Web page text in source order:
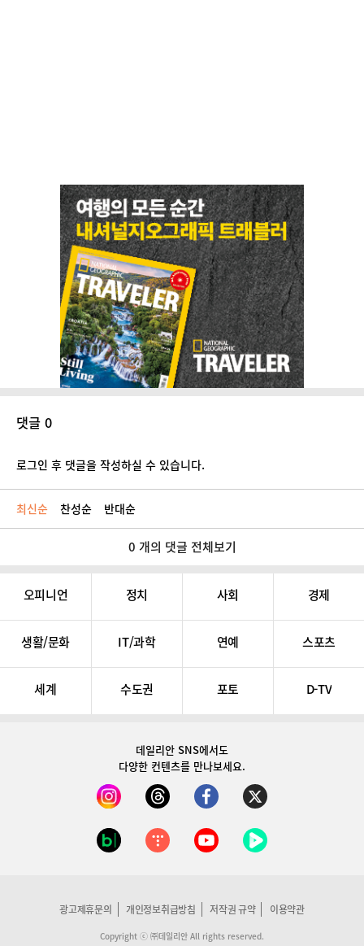
댓글 0
로그인 후 댓글을 작성하실 수 있습니다.
최신순 찬성순 반대순
0 개의 댓글 전체보기
오피니언 정치 사회 경제
생활/문화 IT/과학 연예 스포츠
세계 수도권 포토 D-TV
데일리안 SNS에서도
다양한 컨텐츠를 만나보세요.
광고제휴문의 개인정보취급방침 저작권 규약 이용약관
Copyright ⓒ ㈜데일리안 All rights reserved.